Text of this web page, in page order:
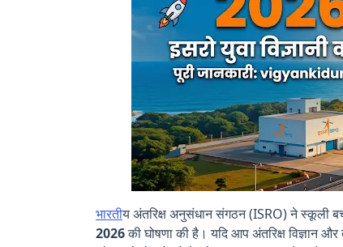
भारतीय अंतरिक्ष अनुसंधान संगठन (ISRO) ने स्कूली
2026की घोषणा की है। यदि आप अंतरिक्ष विज्ञान